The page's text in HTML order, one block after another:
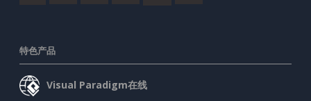
特色产品
Visual Paradigm在线